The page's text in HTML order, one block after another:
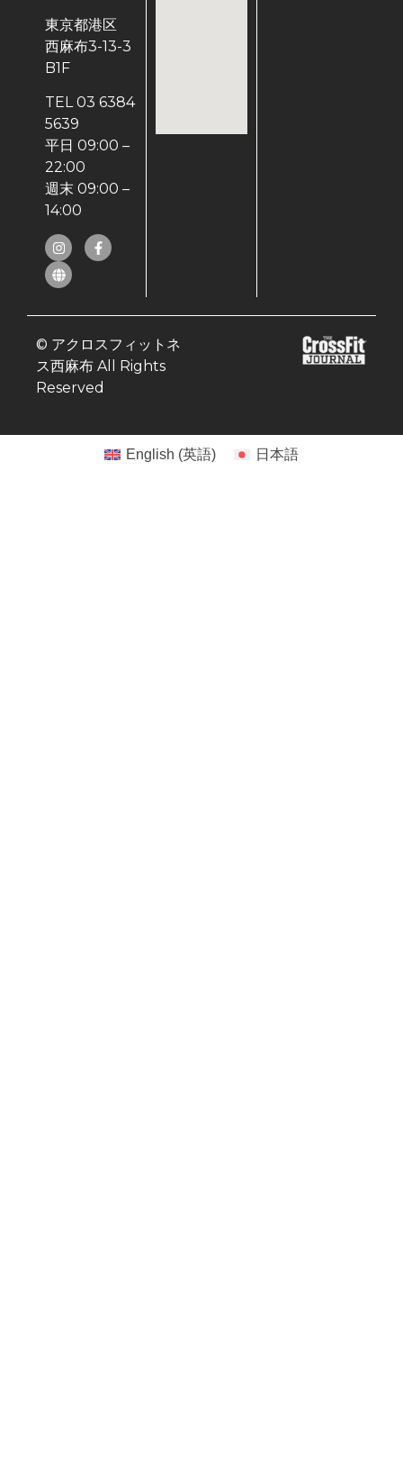
東京都港区
西麻布3-13-3
B1F
TEL 03 6384
5639
平日 09:00 –
22:00
週末 09:00 –
14:00
© アクロスフィットネ
ス西麻布 All Rights
Reserved
English (英語) 日本語